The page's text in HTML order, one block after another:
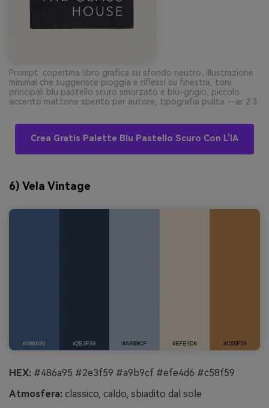
Prompt: copertina libro grafica su sfondo neutro, illustrazione
minimal che suggerisce pioggia e riflessi su finestra, toni
principali blu pastello scuro smorzato e blu-grigio, piccolo
accento mattone spento per autore, tipografia pulita --ar 2:3
Crea Gratis Palette Blu Pastello Scuro Con L’IA
6) Vela Vintage
HEX: #486a95 #2e3f59 #a9b9cf #efe4d6 #c58f59
Atmosfera: classico, caldo, sbiadito dal sole